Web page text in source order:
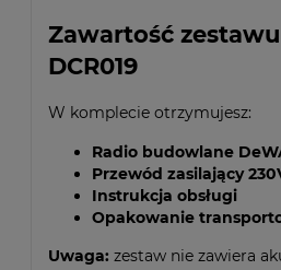
Zawartość zestawu
DCR019
W komplecie otrzymujesz:
Radio budowlane
Przewód zasilający
Instrukcja obsługi
Opakowanie
Uwaga: zestaw nie zawiera